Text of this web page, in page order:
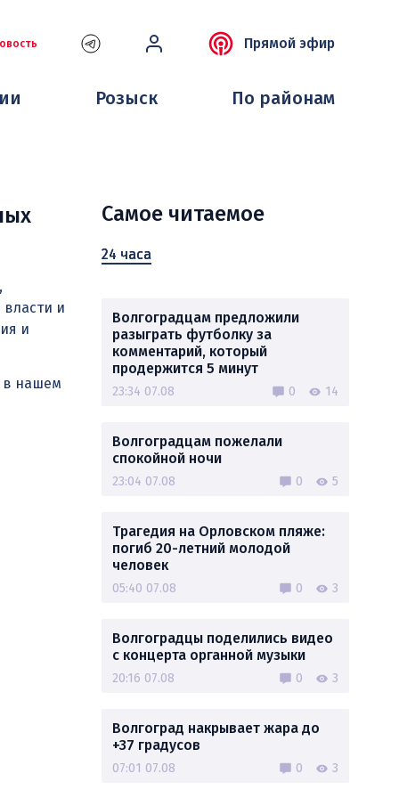
Прямой эфир
Розыск По районам
и
и
в нашем
Самое читаемое
24 часа
Волгоградцам предложили
разыграть футболку за
комментарий, который
продержится 5 минут
23:34 07.08 0 14
Волгоградцам пожелали
спокойной ночи
23:04 07.08 0 5
Трагедия на Орловском пляже:
погиб 20-летний молодой
человек
05:40 07.08 0 3
Волгоградцы поделились видео
с концерта органной музыки
20:16 07.08 0 3
Волгоград накрывает жара до
+37 градусов
07:01 07.08 0 3